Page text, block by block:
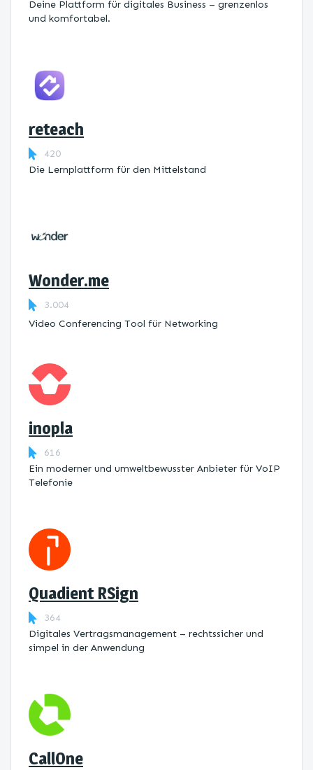
Deine Plattform für digitales Business – grenzenlos
und komfortabel.
reteach
420
Die Lernplattform ​für den Mittelstand
Wonder.me
3.004
Video Conferencing Tool für Networking
inopla
616
Ein moderner und umweltbewusster Anbieter für VoIP
Telefonie
Quadient RSign
364
Digitales Vertragsmanagement – rechtssicher und
simpel in der Anwendung
CallOne